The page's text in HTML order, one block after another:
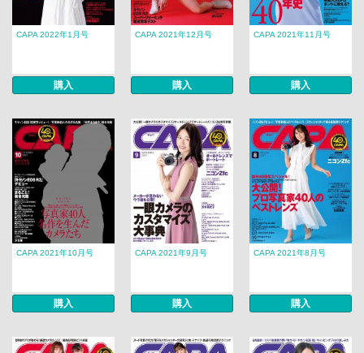
CAPA 2022年1月号
購入
CAPA 2021年12月号
購入
CAPA 2021年11月号
購入
CAPA 2021年10月号
購入
CAPA 2021年9月号
購入
CAPA 2021年8月号
購入